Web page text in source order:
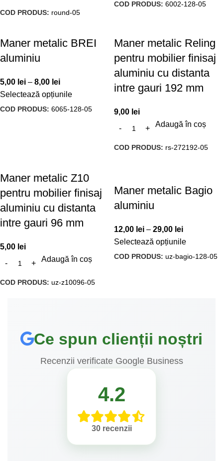
COD PRODUS: round-05
COD PRODUS: 6002-128-05
Maner metalic BREI
aluminiu
5,00 lei – 8,00 lei
Selectează opțiunile
COD PRODUS: 6065-128-05
Maner metalic Reling
pentru mobilier finisaj
aluminiu cu distanta
intre gauri 192 mm
9,00 lei
Adaugă în coș
COD PRODUS: rs-272192-05
Maner metalic Z10
pentru mobilier finisaj
aluminiu cu distanta
intre gauri 96 mm
5,00 lei
Adaugă în coș
COD PRODUS: uz-z10096-05
Maner metalic Bagio
aluminiu
12,00 lei – 29,00 lei
Selectează opțiunile
COD PRODUS: uz-bagio-128-05
Ce spun clienții noștri
Recenzii verificate Google Business
4.2
30 recenzii